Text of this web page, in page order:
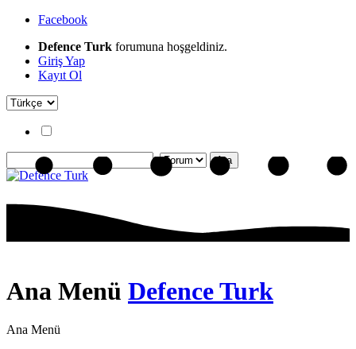
Facebook
Defence Turk forumuna hoşgeldiniz.
Giriş Yap
Kayıt Ol
Ana Menü Defence Turk
Ana Menü